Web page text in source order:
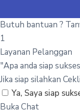
Butuh bantuan ?
1
Layanan Pelanggan
"Apa anda siap
Jika siap silahkan
Ya, Saya siap
Buka Chat